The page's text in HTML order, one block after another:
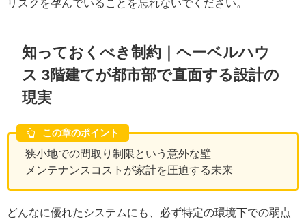
リスクを孕んでいることを忘れないでください。
知っておくべき制約｜ヘーベルハウ
ス 3階建てが都市部で直面する設計の
現実
この章のポイント
狭小地での間取り制限という意外な壁
メンテナンスコストが家計を圧迫する未来
どんなに優れたシステムにも、必ず特定の環境下での弱点